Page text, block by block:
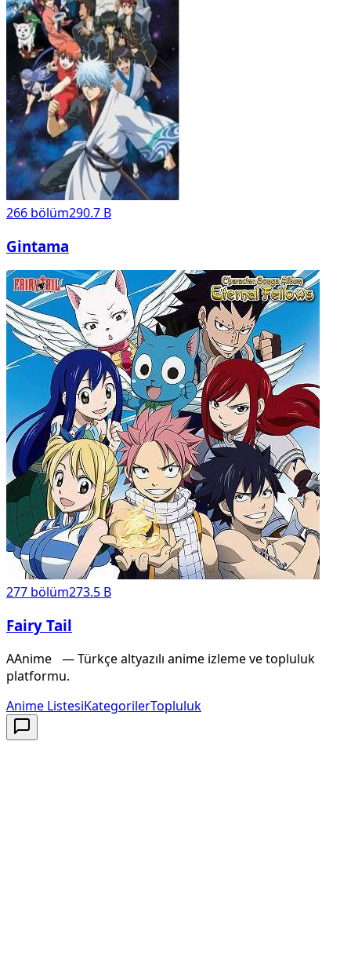
266 bölüm290.7 B
Gintama
277 bölüm273.5 B
Fairy Tail
AAnime — Türkçe altyazılı anime izleme ve topluluk
platformu.
Anime ListesiKategorilerTopluluk